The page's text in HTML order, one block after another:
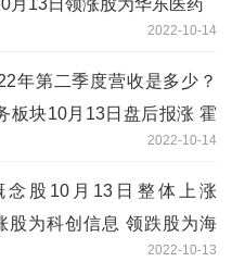
月13日领涨股为华东医药
2022-10-14
年第二季度营收是多少？
板块10月13日盘后报涨 霍
2022-10-14
念股10月13日整体上涨
股为科创信息 领跌股为海
2022-10-13